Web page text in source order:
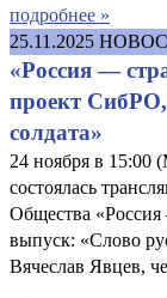
подробнее »
25.11.2025
«Россия —
проект СибРО,
солдата»
24 ноября в 15:00
состоялась
Общества «Россия
выпуск: «Слово
Вячеслав Явцев,